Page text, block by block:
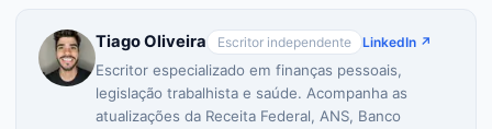
Tiago Oliveira Escritor independente LinkedIn ↗
Escritor especializado em finanças pessoais,
legislação trabalhista e saúde. Acompanha as
atualizações da Receita Federal, ANS, Banco